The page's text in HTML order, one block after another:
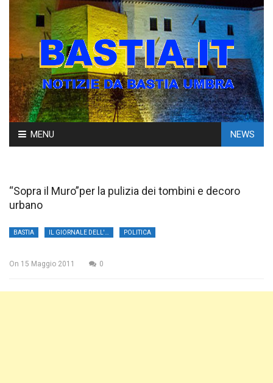
Skip
to
MENU NEWS
“Sopra il Muro”per la pulizia dei tombini e decoro
urbano
BASTIA POLITICA
On 15 Maggio 2011 0